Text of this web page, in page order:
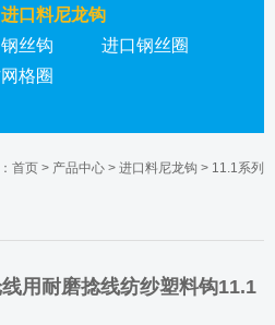
进口料尼龙钩
钢丝钩
进口钢丝圈
格圈
首页 > 产品中心 > 进口料尼龙钩 > 11.1系列
用耐磨捻线纺纱塑料钩11.1